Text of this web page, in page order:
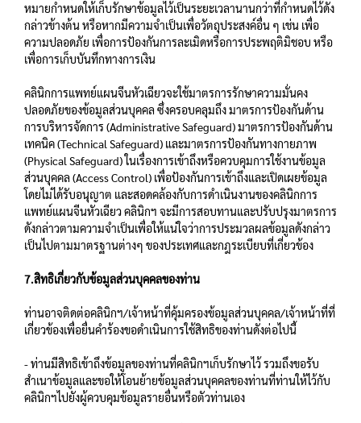
หมายกําหนดให้เก็บรักษาข้อมูลไว้เป็นระยะเวลานานกว่าที่กําหนดไว้ดัง
กล่าวข้างต้น หรือหากมีความจําเป็นเพื่อวัตถุประสงค์อื่น ๆ เช่น เพื่อ
ความปลอดภัย เพื่อการป้องกันการละเมิดหรือการประพฤติมิชอบ หรือ
เพื่อการเก็บบันทึกทางการเงิน
คลินิกการแพทย์แผนจีนหัวเฉียวจะใช้มาตรการรักษาความมั่นคง
ปลอดภัยของข้อมูลส่วนบุคคล ซึ่งครอบคลุมถึง มาตรการป้องกันด้าน
การบริหารจัดการ (Administrative Safeguard) มาตรการป้องกันด้าน
เทคนิค (Technical Safeguard) และมาตรการป้องกันทางกายภาพ
(Physical Safeguard) ในเรื่องการเข้าถึงหรือควบคุมการใช้งานข้อมูล
ส่วนบุคคล (Access Control) เพื่อป้องกันการเข้าถึงและเปิดเผยข้อมูล
โดยไม่ได้รับอนุญาต และสอดคล้องกับการดําเนินงานของคลินิกการ
แพทย์แผนจีนหัวเฉียว คลินิกฯ จะมีการสอบทานและปรับปรุงมาตรการ
ดังกล่าวตามความจําเป็นเพื่อให้แน่ใจว่าการประมวลผลข้อมูลดังกล่าว
เป็นไปตามมาตรฐานต่างๆ ของประเทศและกฎระเบียบที่เกี่ยวข้อง
7.สิทธิเกี่ยวกับข้อมูลส่วนบุคคลของท่าน
ท่านอาจติดต่อคลินิกฯ/เจ้าหน้าที่คุ้มครองข้อมูลส่วนบุคคล/เจ้าหน้าที่ที่
เกี่ยวข้องเพื่อยื่นคำร้องขอดำเนินการใช้สิทธิของท่านดังต่อไปนี้
- ท่านมีสิทธิเข้าถึงข้อมูลของท่านที่คลินิกฯเก็บรักษาไว้ รวมถึงขอรับ
สำเนาข้อมูลและขอให้โอนย้ายข้อมูลส่วนบุคคลของท่านที่ท่านให้ไว้กับ
คลินิกฯไปยังผู้ควบคุมข้อมูลรายอื่นหรือตัวท่านเอง